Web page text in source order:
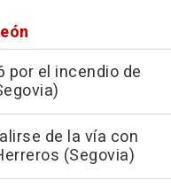
por el incendio de
de la vía con
(Segovia)